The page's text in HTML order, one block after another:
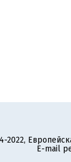
2022,
E-mail